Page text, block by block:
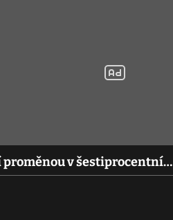
proměnou v šestiprocentní…